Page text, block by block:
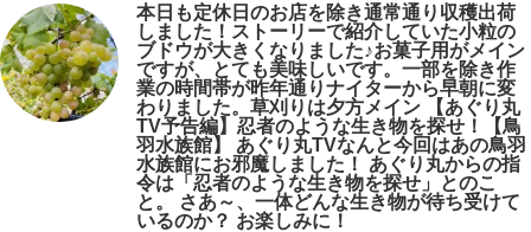
本日も定休日のお店を除き通常通り収穫出荷
しました！ストーリーで紹介していた小粒の
ブドウが大きくなりました♪お菓子用がメイン
ですが、とても美味しいです。一部を除き作
業の時間帯が昨年通りナイターから早朝に変
わりました。草刈りは夕方メイン 【あぐり丸
TV予告編】忍者のような生き物を探せ！【鳥
羽水族館】 あぐり丸TVなんと今回はあの鳥羽
水族館にお邪魔しました！ あぐり丸からの指
令は「忍者のような生き物を探せ」とのこ
と。 さあ～、一体どんな生き物が待ち受けて
いるのか？ お楽しみに！